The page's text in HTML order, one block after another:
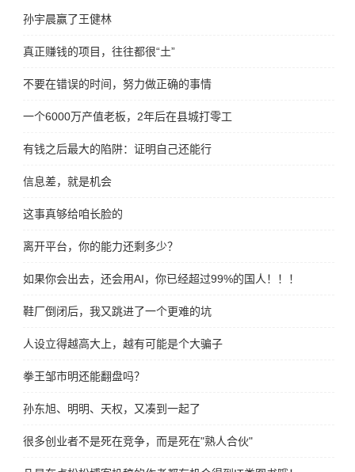
孙宇晨赢了王健林
真正赚钱的项目，往往都很“土”
不要在错误的时间，努力做正确的事情
一个6000万产值老板，2年后在县城打零工
有钱之后最大的陷阱：证明自己还能行
信息差，就是机会
这事真够给咱长脸的
离开平台，你的能力还剩多少？
如果你会出去，还会用AI，你已经超过99%的国人！！！
鞋厂倒闭后，我又跳进了一个更难的坑
人设立得越高大上，越有可能是个大骗子
拳王邹市明还能翻盘吗？
孙东旭、明明、天权，又凑到一起了
很多创业者不是死在竞争，而是死在"熟人合伙"